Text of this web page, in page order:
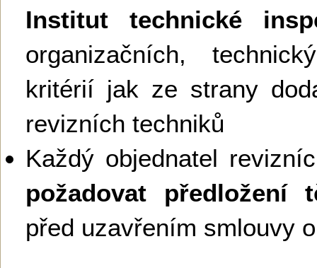
Institut technické
organizačních,
kritérií jak ze strany
revizních techniků
Každý objednatel
požadovat předložení
před uzavřením smlouvy